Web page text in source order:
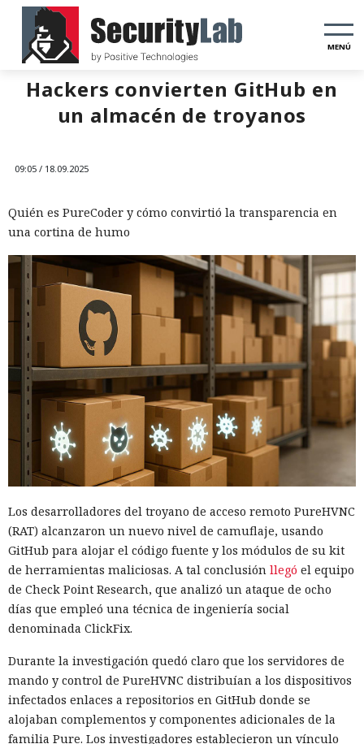
MENÚ
Hackers convierten GitHub en
un almacén de troyanos
09:05 / 18.09.2025
Quién es PureCoder y cómo convirtió la transparencia en
una cortina de humo
Los desarrolladores del troyano de acceso remoto PureHVNC
(RAT) alcanzaron un nuevo nivel de camuflaje, usando
GitHub para alojar el código fuente y los módulos de su kit
de herramientas maliciosas. A tal conclusión llegó el equipo
de Check Point Research, que analizó un ataque de ocho
días que empleó una técnica de ingeniería social
denominada ClickFix.
Durante la investigación quedó claro que los servidores de
mando y control de PureHVNC distribuían a los dispositivos
infectados enlaces a repositorios en GitHub donde se
alojaban complementos y componentes adicionales de la
familia Pure. Los investigadores establecieron un vínculo